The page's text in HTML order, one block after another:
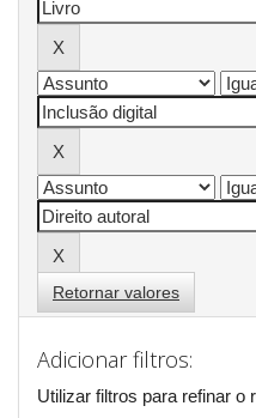
Retornar valores
Adicionar filtros:
Utilizar filtros para refinar o